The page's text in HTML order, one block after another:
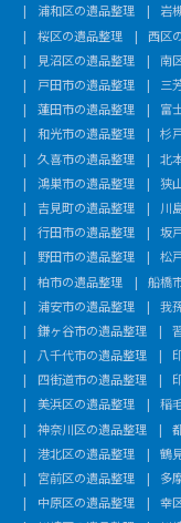
浦和区の遺品整理
岩
桜区の遺品整理
西区
見沼区の遺品整理
南
戸田市の遺品整理
三
蓮田市の遺品整理
富
和光市の遺品整理
杉
久喜市の遺品整理
北
鴻巣市の遺品整理
狭
吉見町の遺品整理
川
行田市の遺品整理
坂
野田市の遺品整理
松
柏市の遺品整理
船橋
浦安市の遺品整理
我
鎌ヶ谷市の遺品整理
八千代市の遺品整理
四街道市の遺品整理
美浜区の遺品整理
稲
神奈川区の遺品整理
港北区の遺品整理
鶴
宮前区の遺品整理
多
中原区の遺品整理
幸